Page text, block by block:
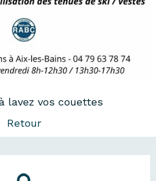
lavez vos couettes
Retour